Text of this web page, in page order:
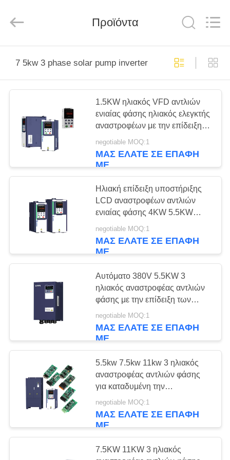
ΣΕΛΊΔΑ
ΠΡΟΪΌΝΤΑ
ΒΊΝΤΕΟ
ΣΧΕΤΙΚΆ
ΕΜΆΣ
ΕΡΓΟΣΤΆΣΙΟ
ΠΕΡΙΉΓΗΣΗ
ΠΟΙΟΤΙΚΌΣ
ΈΛΕΓΧΟΣ
ΕΠΙΚΟΙΝΩΝΉΣΤΕ
ΜΑΖΊ
ΖΗΤΉΣΤΕ
ΑΠΌΣΠΑΣΜΑ
Co.,
Reserved.
Προϊόντα
7 5kw 3 phase solar pump inverter
1.5KW ηλιακός VFD αντλιών
ενιαίας φάσης ηλιακός ελεγκτής
αναστροφέων με την επίδειξη
LCD
negotiable MOQ:1
ΜΑΣ ΕΛΆΤΕ ΣΕ ΕΠΑΦΉ
ΜΕ
Ηλιακή επίδειξη υποστήριξης
LCD αναστροφέων αντλιών
ενιαίας φάσης 4KW 5.5KW
7.5KW
negotiable MOQ:1
ΜΑΣ ΕΛΆΤΕ ΣΕ ΕΠΑΦΉ
ΜΕ
Αυτόματο 380V 5.5KW 3
ηλιακός αναστροφέας αντλιών
φάσης με την επίδειξη των
οδηγήσεων
negotiable MOQ:1
ΜΑΣ ΕΛΆΤΕ ΣΕ ΕΠΑΦΉ
ΜΕ
5.5kw 7.5kw 11kw 3 ηλιακός
αναστροφέας αντλιών φάσης
για καταδυμένη την
εναλλασσόμενο ρεύμα αντλία
negotiable MOQ:1
ΜΑΣ ΕΛΆΤΕ ΣΕ ΕΠΑΦΉ
ΜΕ
7.5KW 11KW 3 ηλιακός